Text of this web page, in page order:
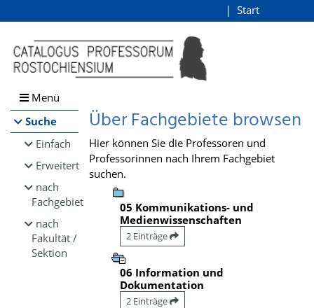
Browsen
direkt zum Inhalt
Start
Menü
Suche
Einfach
Erweitert
nach
Fachgebiet
nach
Fakultät /
Sektion
Über Fachgebiete browsen
Hier können Sie die Professoren und
Professorinnen nach Ihrem Fachgebiet
suchen.
05 Kommunikations- und
Medienwissenschaften
2 Einträge
06 Information und
Dokumentation
2 Einträge